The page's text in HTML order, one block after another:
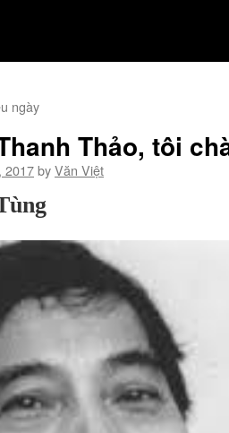
ngày
Thảo, tôi
2017byVăn Việt